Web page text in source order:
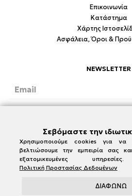
Επικοινωνία
Κατάστημα
Χάρτης
Ασφάλεια, Όροι &
NEWSLETTER
Σεβόμαστε την
Χρησιμοποιούμε cookies για
βελτιώσουμε την εμπειρία σας
εξατομικευμένες
Πολιτική Προστασίας Δεδομένων
ΔΙΑΦΩΝΩ